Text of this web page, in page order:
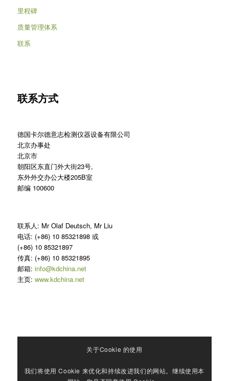
里程碑
质量管理体系
联系
联系方式
德国卡尔德意志检测仪器设备有限公司
北京办事处
北京市
朝阳区东直门外大街23号,
东外外交办公大楼205B室
邮编 100600
联系人: Mr Olaf Deutsch, Mr Liu
电话: (+86) 10 85321898 或
(+86) 10 85321897
传真: (+86) 10 85321895
邮箱: info@kdchina.net
主页: www.kdchina.net
关于Cookie 的使用
我们将使用 Cookie 来优化和持续改进我们的网站。继续使用本